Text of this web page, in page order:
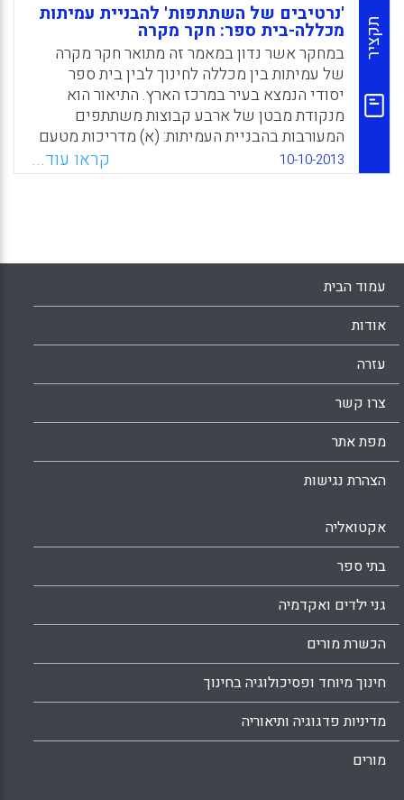
תקציר
'נרטיבים של השתתפות' להבניית עמיתות
מכללה-בית ספר: חקר מקרה
במחקר אשר נדון במאמר זה מתואר חקר מקרה
של עמיתות בין מכללה לחינוך לבין בית ספר
יסודי הנמצא בעיר במרכז הארץ. התיאור הוא
מנקודת מבטן של ארבע קבוצות משתתפים
המעורבות בהבניית העמיתות: (א) מדריכות מטעם
המכללה (מובילות התהליך); (ב) מנהלת בית הספר
וסגניתה; (ג) מורות מאמנות בבית הספר; (ד)
ההבניה של העמיתות אשר היא השתתפה בו ( חנה
עזר, תמי ראובני, נורית מירב, חיותה רגב).
10-10-2013 קראו עוד...
עמוד הבית
אודות
עזרה
צרו קשר
מפת אתר
הצהרת נגישות
אקטואליה
בתי ספר
גני ילדים ואקדמיה
הכשרת מורים
חינוך מיוחד ופסיכולוגיה בחינוך
מדיניות פדגוגיה ותיאוריה
מורים